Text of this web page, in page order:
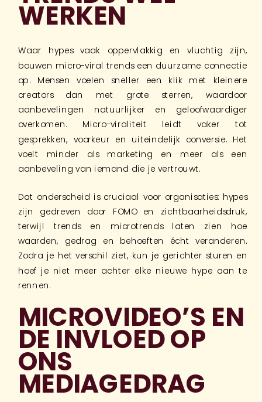
WERKEN
Waar hypes vaak oppervlakkig en vluchtig zijn,
bouwen micro-viral trends een duurzame connectie
op. Mensen voelen sneller een klik met kleinere
creators dan met grote sterren, waardoor
aanbevelingen natuurlijker en geloofwaardiger
overkomen. Micro-viraliteit leidt vaker tot
gesprekken, voorkeur en uiteindelijk conversie. Het
voelt minder als marketing en meer als een
aanbeveling van iemand die je vertrouwt.
Dat onderscheid is cruciaal voor organisaties: hypes
zijn gedreven door FOMO en zichtbaarheidsdruk,
terwijl trends en microtrends laten zien hoe
waarden, gedrag en behoeften écht veranderen.
Zodra je het verschil ziet, kun je gerichter sturen en
hoef je niet meer achter elke nieuwe hype aan te
rennen.
MICROVIDEO’S EN
DE INVLOED OP
ONS
MEDIAGEDRAG